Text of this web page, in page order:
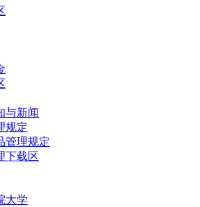
与新闻
规定
管理规定
下载区
大学